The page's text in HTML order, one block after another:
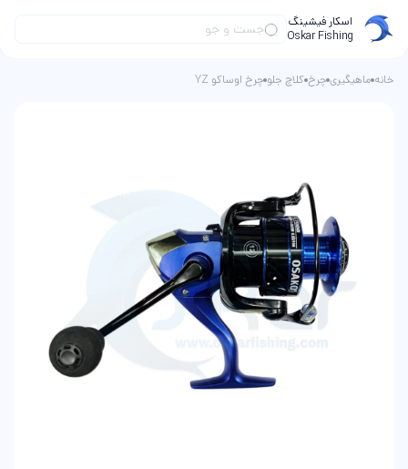
اسکار فیشینگ
Oskar Fishing
خانه ماهیگیری چرخ کلاچ جلو چرخ اوساکو YZ